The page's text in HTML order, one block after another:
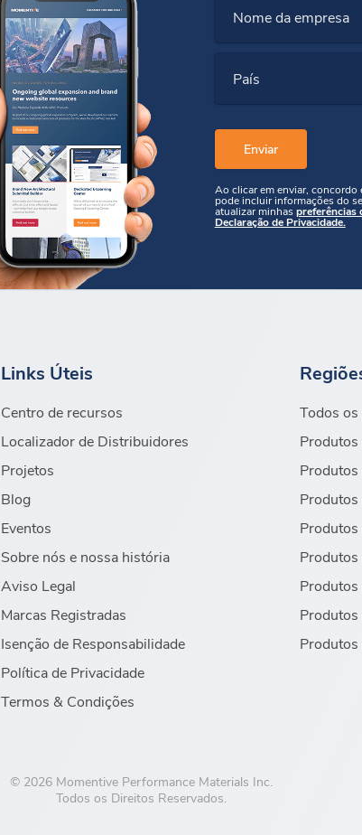
Nome da empresa
País
Ao clicar em enviar, concordo
pode incluir informações do
atualizar minhaspreferências
Declaração de Privacidade.
Links Úteis
Centro de recursos
Localizador de Distribuidores
Projetos
Blog
Eventos
Sobre nós e nossa história
Aviso Legal
Marcas Registradas
Isenção de Responsabilidade
Política de Privacidade
Termos & Condições
Todos
Produtos
Produtos
Produtos
Produtos
Produtos
© 2026 Momentive Performance Materials Inc.
Todos os Direitos Reservados.